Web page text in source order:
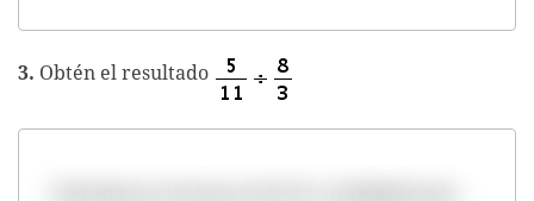
3. Obtén el resultado